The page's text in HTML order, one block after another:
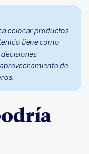
colocar productos
tiene como
de